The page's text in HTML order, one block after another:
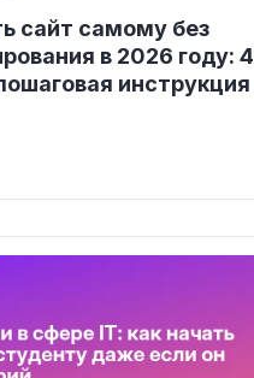
сайт самому без
в 2026 году: 4
инструкция